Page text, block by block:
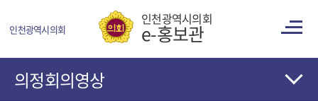
인천광역시의회
인천광역시의회
e-홍보관
의정회의영상